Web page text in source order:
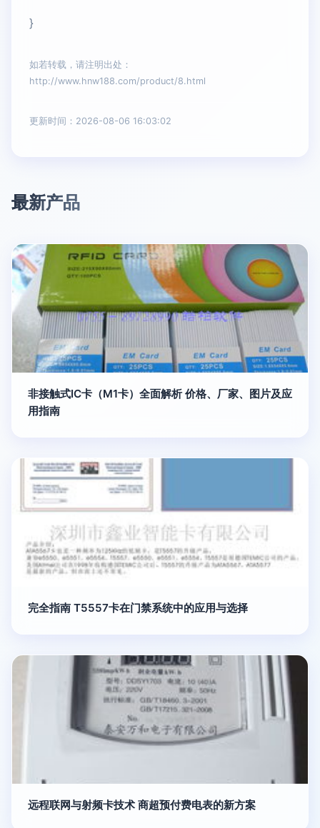
}
如若转载，请注明出处：
http://www.hnw188.com/product/8.html
更新时间：2026-08-06 16:03:02
最新产品
非接触式IC卡（M1卡）全面解析 价格、厂家、图片及应
用指南
完全指南 T5557卡在门禁系统中的应用与选择
远程联网与射频卡技术 商超预付费电表的新方案